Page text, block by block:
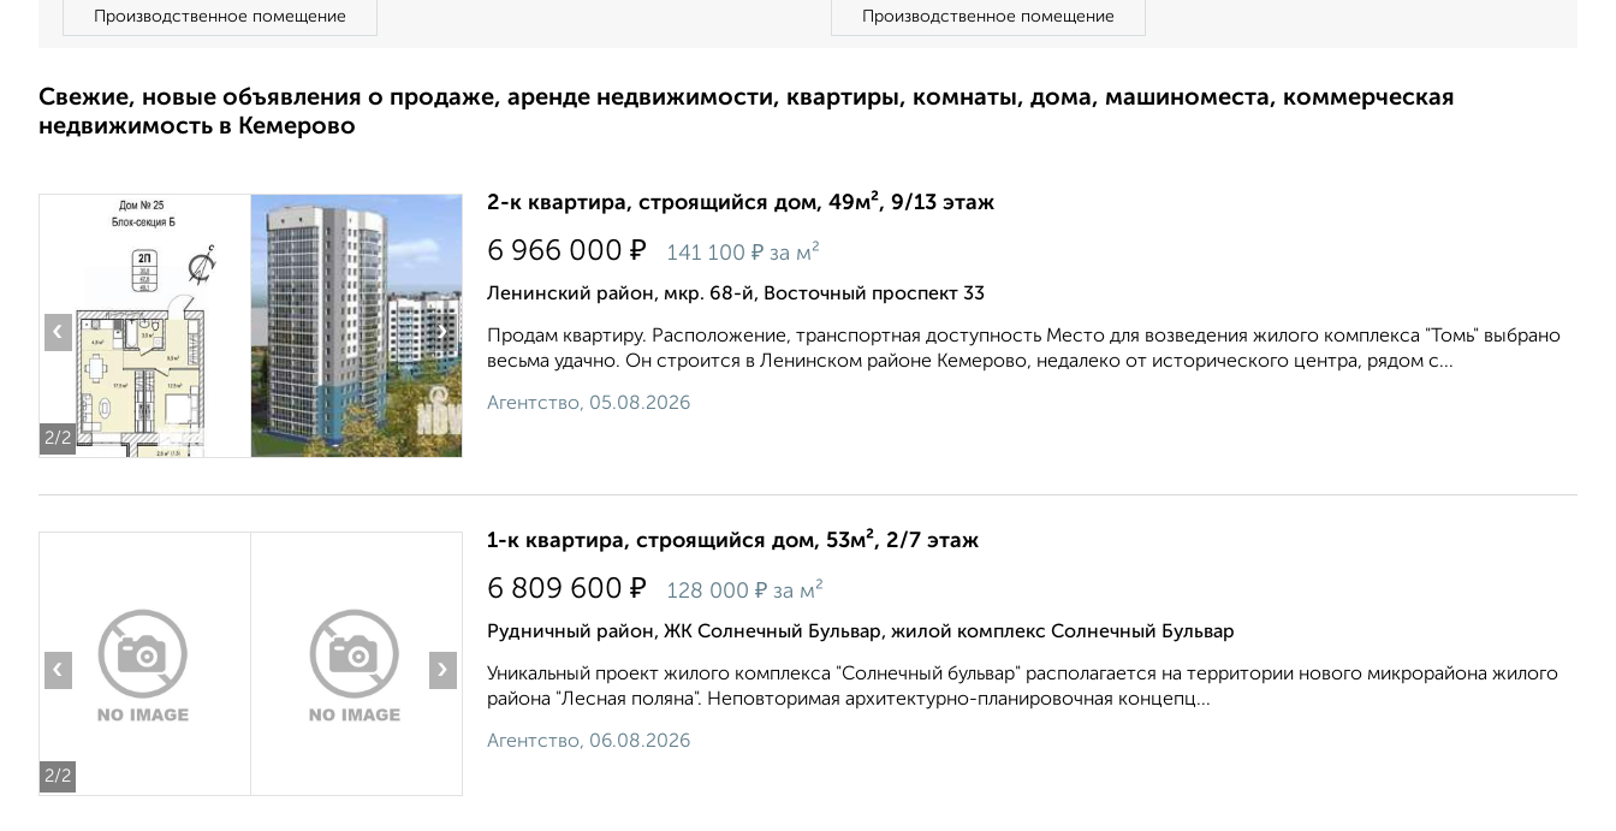
Производственное помещение Производственное помещение
Свежие, новые объявления о продаже, аренде недвижимости, квартиры, комнаты, дома, машиноместа, коммерческая
недвижимость в Кемерово
2/2
‹ ›
2-к квартира, строящийся дом, 49м², 9/13 этаж
6 966 000 ₽ 141 100 ₽ за м²
Ленинский район, мкр. 68-й, Восточный проспект 33
Продам квартиру. Расположение, транспортная доступность Место для возведения жилого комплекса "Томь" выбрано
весьма удачно. Он строится в Ленинском районе Кемерово, недалеко от исторического центра, рядом с...
Агентство, 05.08.2026
2/2
‹ ›
1-к квартира, строящийся дом, 53м², 2/7 этаж
6 809 600 ₽ 128 000 ₽ за м²
Рудничный район, ЖК Солнечный Бульвар, жилой комплекс Солнечный Бульвар
Уникальный проект жилого комплекса "Солнечный бульвар" располагается на территории нового микрорайона жилого
района "Лесная поляна". Неповторимая архитектурно-планировочная концепц...
Агентство, 06.08.2026